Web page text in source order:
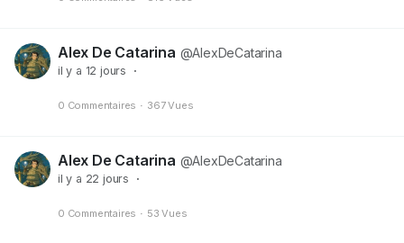
Alex De Catarina @AlexDeCatarina
il y a 12 jours ·
0 Commentaires · 367 Vues
Alex De Catarina @AlexDeCatarina
il y a 22 jours ·
0 Commentaires · 53 Vues